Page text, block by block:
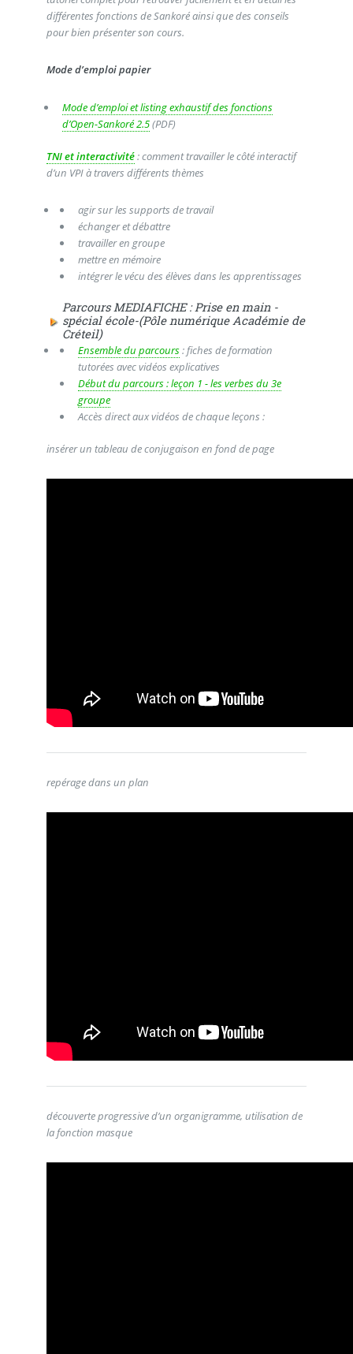
différentes fonctions de Sankoré ainsi que des conseils
pour bien présenter son cours.
Mode d’emploi papier
Mode d’emploi et listing exhaustif des fonctions
d’Open-Sankoré 2.5(PDF)
TNI et interactivité: comment travailler le côté interactif
d’un VPI à travers différents thèmes
agir sur les supports de travail
échanger et débattre
travailler en groupe
mettre en mémoire
intégrer le vécu des élèves dans les apprentissages
Parcours MEDIAFICHE : Prise en main -
spécial école-(Pôle numérique Académie de
Créteil)
Ensemble du parcours: fiches de formation
tutorées avec vidéos explicatives
Début du parcours : leçon 1 - les verbes du 3e
groupe
Accès direct aux vidéos de chaque leçons :
insérer un tableau de conjugaison en fond de page
repérage dans un plan
découverte progressive d’un organigramme, utilisation de
la fonction masque